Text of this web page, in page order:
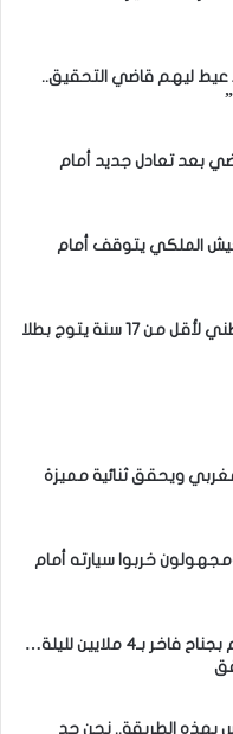
عيط ليهم قاضي التحقيق..
بعد تعادل جديد أمام
الملكي يتوقف أمام
على عرش شمال إفريقيا: المنتخب الوطني لأقل من 17 سنة يتوج بطلا
ويحقق ثنائية مميزة
خربوا سيارته أمام
زياش يتقاضى 200 مليون شهريا ويقيم بجناح فاخر بـ4 ملايين لليلة…
بهذه الطريقة.. نحن جد